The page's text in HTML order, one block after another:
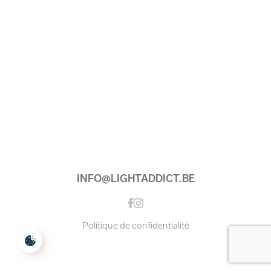
INFO@LIGHTADDICT.BE
Politique de confidentialité